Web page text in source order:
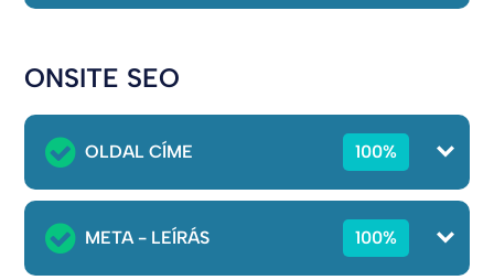
ONSITE SEO
OLDAL CÍME 100%
META - LEÍRÁS 100%